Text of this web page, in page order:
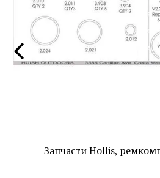
Запчасти Hollis,